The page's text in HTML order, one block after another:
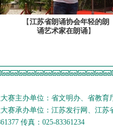
【江苏省朗诵协会年轻的朗
诵艺术家在朗诵】
大赛主办单位：省文明办、省教
大赛承办单位：江苏发行网、江
传真：025-83361234